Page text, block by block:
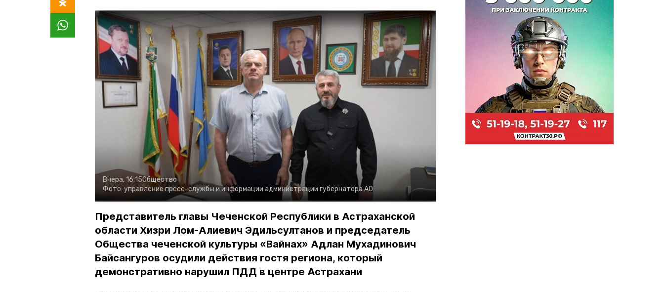
Вчера, 16:15Общество
Фото: управление пресс-службы и информации администрации губернатора АО
Представитель главы Чеченской Республики в Астраханской
области Хизри Лом-Алиевич Эдильсултанов и председатель
Общества чеченской культуры «Вайнах» Адлан Мухадинович
Байсангуров осудили действия гостя региона, который
демонстративно нарушил ПДД в центре Астрахани